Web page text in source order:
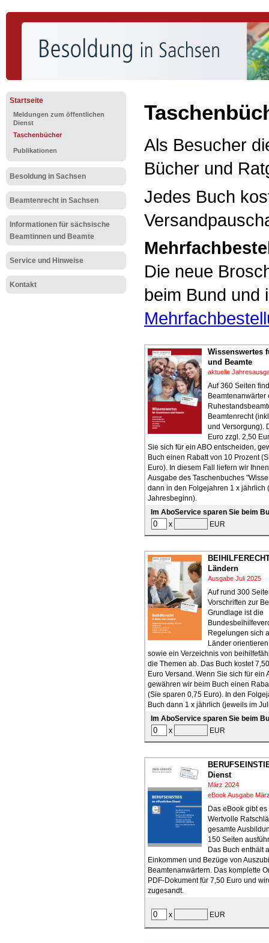
Startseite
Meldungen zum öffentlichen
Dienst
Taschenbücher
Publikationen
Besoldung in Sachsen
Beamtenrecht in Sachsen
Informationen für sächsische
Beamtinnen und Beamte
Service und Hinweise
Kontakt
Als Besucher
Bücher und
Jedes Buch
Die neue
beim Bund und
Wissenswertes
und Beamte
aktuelle
Auf 360 Seiten
Beamtenanwärter
Beamtenrecht
und Versorgung).
Euro zzgl. 2,50
Sie sich für ein ABO entscheiden,
Buch einen Rabatt von 10 Prozent
Euro). In diesem Fall liefern wir
Ausgabe des Taschenbuches
dann in den Folgejahren 1 x jährlich
Jahresbeginn).
Im AboService sparen Sie beim
x
EUR
Ländern
Ausgabe Juli 2025
Auf rund 300
Vorschriften zur
Grundlage ist die
Regelungen sich
Länder
sowie ein Verzeichnis von
die Themen ab. Das Buch kostet
Euro Versand. Wenn Sie sich für ein
gewähren wir beim Buch einen
(Sie sparen 0,75 Euro). In den
Buch dann 1 x jährlich (jeweils im
Im AboService sparen Sie beim
x
EUR
Dienst
März 2024
eBook Ausgabe
Das eBook gibt
Wertvolle
gesamte
150 Seiten
Das Buch enthält
Einkommen und Bezüge von
Beamtenanwärtern. Das komplette
PDF-Dokument für 7,50 Euro und
zugesandt.
x EUR